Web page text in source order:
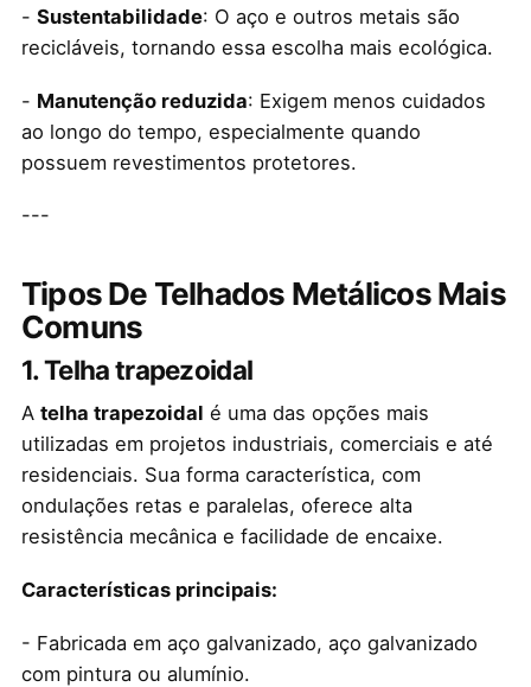
- Sustentabilidade: O aço e outros metais são
recicláveis, tornando essa escolha mais ecológica.
- Manutenção reduzida: Exigem menos cuidados
ao longo do tempo, especialmente quando
possuem revestimentos protetores.
---
Tipos De Telhados Metálicos Mais
Comuns
1. Telha trapezoidal
A telha trapezoidal é uma das opções mais
utilizadas em projetos industriais, comerciais e até
residenciais. Sua forma característica, com
ondulações retas e paralelas, oferece alta
resistência mecânica e facilidade de encaixe.
Características principais:
- Fabricada em aço galvanizado, aço galvanizado
com pintura ou alumínio.